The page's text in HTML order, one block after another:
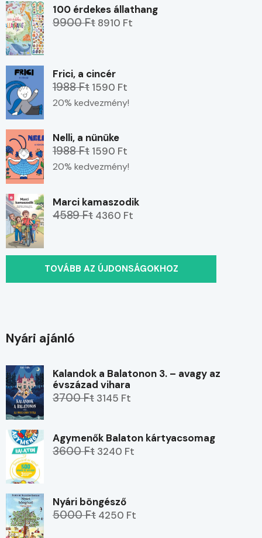
100 érdekes állathang
9900 Ft 8910 Ft
Frici, a cincér
1988 Ft 1590 Ft
20% kedvezmény!
Nelli, a nünüke
1988 Ft 1590 Ft
20% kedvezmény!
Marci kamaszodik
4589 Ft 4360 Ft
TOVÁBB AZ ÚJDONSÁGOKHOZ
Nyári ajánló
Kalandok a Balatonon 3. – avagy az
évszázad vihara
3700 Ft 3145 Ft
Agymenők Balaton kártyacsomag
3600 Ft 3240 Ft
Nyári böngésző
5000 Ft 4250 Ft